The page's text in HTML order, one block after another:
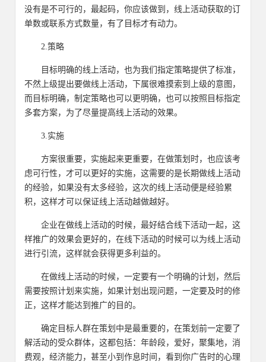
没有是不可行的，最起码，你应该做到，线上活动获取的订
单数或联系方式数量，有了目标才有动力。
2.策略
目标明确的线上活动，也为我们指定策略提供了标准，
不然上级提出要做线上活动，下属很难摸索到上级的意图，
而目标明确，制定策略也可以更明确，也可以按照目标指定
多套方案，为了尽量提高线上活动的效果。
3.实施
方案很重要，实施起来更重要，在做策划时，也应该考
虑可行性，才可以更好的实施，这需要的是长期做线上活动
的经验，如果没有太多经验，这次的线上活动便是经验累
积，这样才可以保证线上活动越做越好。
企业在做线上活动的时候，最好结合线下活动一起，这
样推广的效果会更好的，在线下活动的时候可以为线上活动
进行引流，这样就会获得更多利益的。
在做线上活动的时候，一定要有一个明确的计划，然后
需要按照计划来实施，如果计划出现问题，一定要及时的修
正，这样才能达到推广的目的。
确定目标人群在策划中是最重要的，在策划前一定要了
解活动的受众群体，这都包括：年龄段，爱好，聚集地，消
费观，经济能力，甚至小到作息时间，看到你广告时的心理